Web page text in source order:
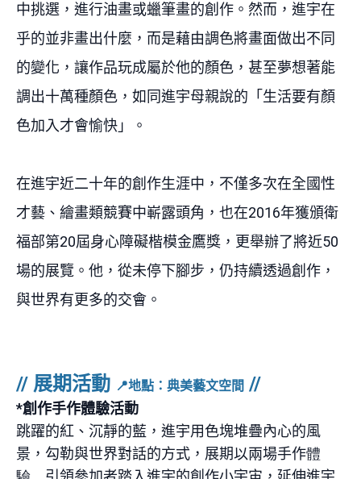
中挑選，進行油畫或蠟筆畫的創作。然而，進宇在
乎的並非畫出什麼，而是藉由調色將畫面做出不同
的變化，讓作品玩成屬於他的顏色，甚至夢想著能
調出十萬種顏色，如同進宇母親說的「生活要有顏
色加入才會愉快」。
在進宇近二十年的創作生涯中，不僅多次在全國性
才藝、繪畫類競賽中嶄露頭角，也在2016年獲頒衛
福部第20屆身心障礙楷模金鷹獎，更舉辦了將近50
場的展覽。他，從未停下腳步，仍持續透過創作，
與世界有更多的交會。
// 展期活動 📍地點：典美藝文空間 //
*創作手作體驗活動
跳躍的紅、沉靜的藍，進宇用色塊堆疊內心的風
景，勾勒與世界對話的方式，展期以兩場手作體